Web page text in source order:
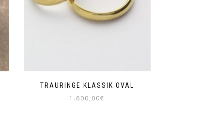
TRAURINGE KLASSIK OVAL
1.600,00€